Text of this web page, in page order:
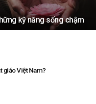
kỹ năng sống chậm
giáo Việt Nam?